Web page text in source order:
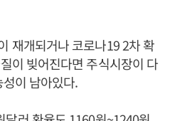
재개되거나 코로나19 2차 확
이 빚어진다면 주식시장이 다
이 남아있다.